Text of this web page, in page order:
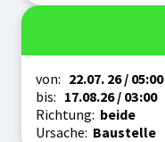
Zeitraum
von: 22.07. 26/ 05:00
bis: 17.08.26/ 03:00
Richtung: beide
Ursache: Baustelle